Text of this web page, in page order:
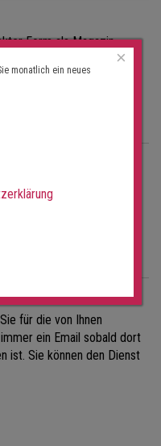
Form als Magazin.
dieses Portals.
für die von Ihnen
ein Email sobald dort
ist. Sie können den Dienst
×
monatlich ein neues